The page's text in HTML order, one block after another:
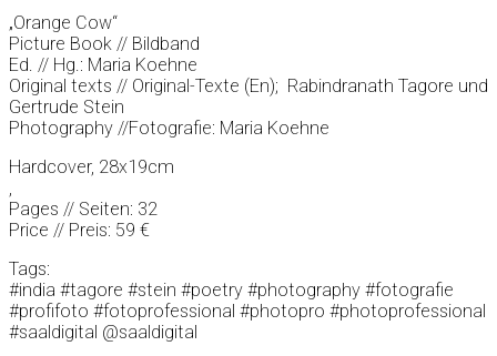
„Orange Cow“
Picture Book // Bildband
Ed. // Hg.: Maria Koehne
Original texts // Original-Texte (En); Rabindranath Tagore und
Gertrude Stein
Photography //Fotografie: Maria Koehne
Hardcover, 28x19cm
,
Pages // Seiten: 32
Price // Preis: 59 €
Tags:
#india #tagore #stein #poetry #photography #fotografie
#profifoto #fotoprofessional #photopro #photoprofessional
#saaldigital @saaldigital